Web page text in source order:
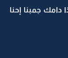
جمبنا إحنا